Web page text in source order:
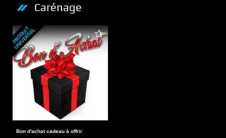
Carénage
P
R
O
D
U
I
T
U
N
I
V
E
R
S
E
L
Bon d'achat cadeau à offrir